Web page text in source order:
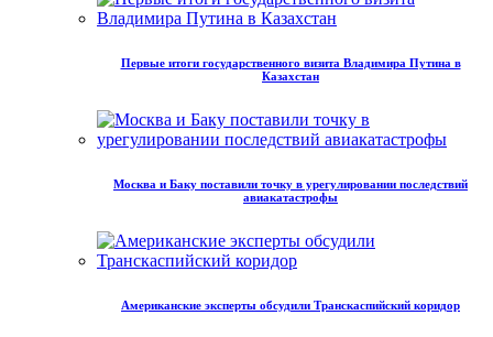
Первые итоги государственного визита Владимира Путина в
Казахстан
Москва и Баку поставили точку в урегулировании последствий
авиакатастрофы
Американские эксперты обсудили Транскаспийский коридор